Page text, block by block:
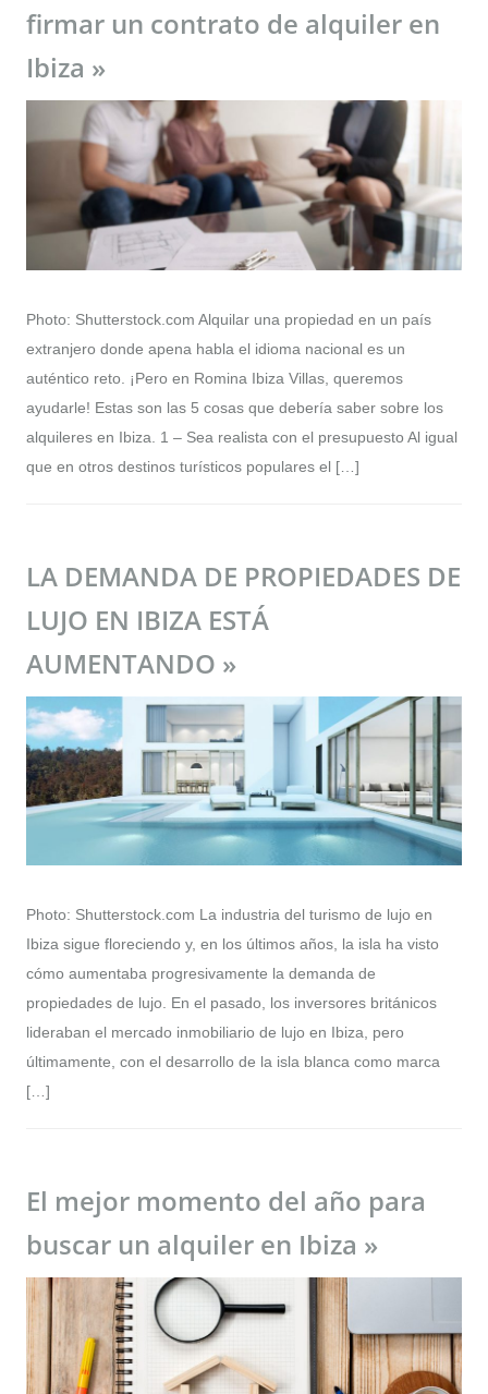
firmar un contrato de alquiler en
Ibiza »
Photo: Shutterstock.com Alquilar una propiedad en un país
extranjero donde apena habla el idioma nacional es un
auténtico reto. ¡Pero en Romina Ibiza Villas, queremos
ayudarle! Estas son las 5 cosas que debería saber sobre los
alquileres en Ibiza. 1 – Sea realista con el presupuesto Al igual
que en otros destinos turísticos populares el […]
LA DEMANDA DE PROPIEDADES DE
LUJO EN IBIZA ESTÁ
AUMENTANDO »
Photo: Shutterstock.com La industria del turismo de lujo en
Ibiza sigue floreciendo y, en los últimos años, la isla ha visto
cómo aumentaba progresivamente la demanda de
propiedades de lujo. En el pasado, los inversores británicos
lideraban el mercado inmobiliario de lujo en Ibiza, pero
últimamente, con el desarrollo de la isla blanca como marca
[…]
El mejor momento del año para
buscar un alquiler en Ibiza »